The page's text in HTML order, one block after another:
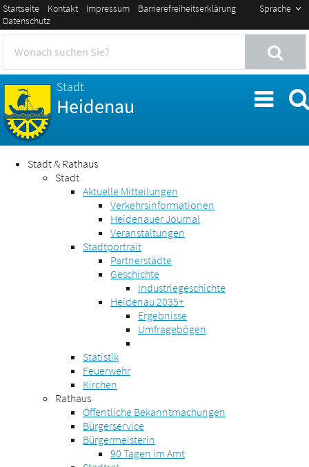
Sprache
Startseite Kontakt Impressum
Barrierefreiheitserklärung
Datenschutz
Stadt
Heidenau
Stadt & Rathaus
Stadt
Aktuelle Mitteilungen
Verkehrsinformationen
Heidenauer Journal
Veranstaltungen
Stadtportrait
Partnerstädte
Geschichte
Industriegeschichte
Heidenau 2035+
Ergebnisse
Umfragebögen
Statistik
Feuerwehr
Kirchen
Rathaus
Öffentliche Bekanntmachungen
Bürgerservice
Bürgermeisterin
90 Tagen im Amt